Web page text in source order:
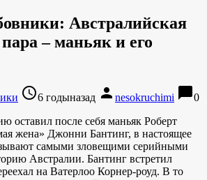
Австралийская
– маньяк и его
access_time6 годыназад person nesokruchimi chat_bubble0
оставил после себя маньяк Роберт
жена» Джонни Бантинг, в настоящее
самыми зловещими серийными
Австралии. Бантинг встретил
на Ватерлоо Корнер-роуд. В то